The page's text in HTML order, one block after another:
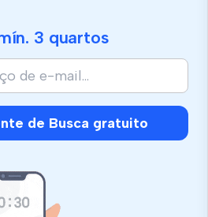
3 quartos
de Busca gratuito